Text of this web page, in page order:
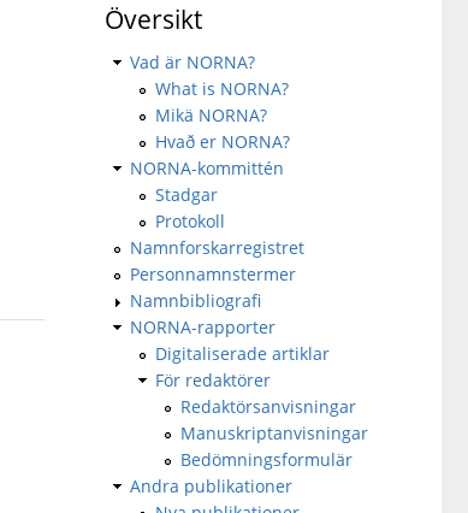
Översikt
Vad är NORNA?
What is NORNA?
Mikä NORNA?
Hvað er NORNA?
NORNA-kommittén
Stadgar
Protokoll
Namnforskarregistret
Personnamnstermer
Namnbibliografi
NORNA-rapporter
Digitaliserade artiklar
För redaktörer
Redaktörsanvisningar
Manuskriptanvisningar
Bedömningsformulär
Andra publikationer